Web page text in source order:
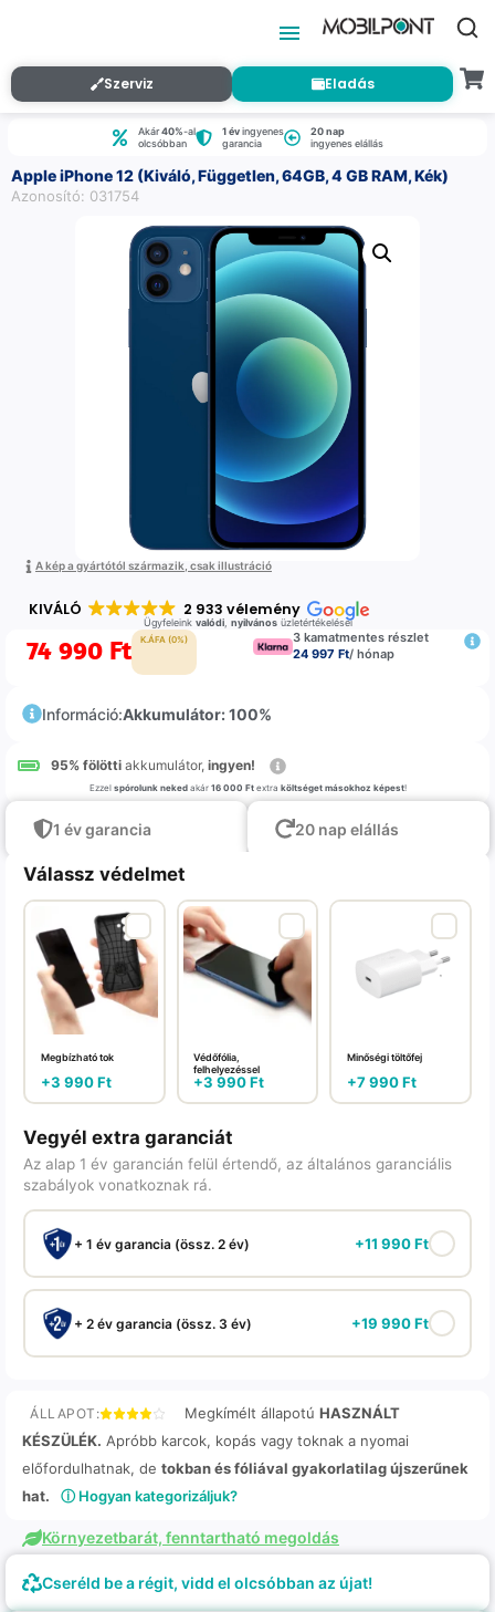
Szerviz Eladás
Akár40%-al
olcsóbban
1 évingyenes
garancia
20 nap
ingyenes elállás
Apple iPhone 12 (Kiváló, Független, 64GB, 4 GB RAM, Kék)
Azonosító: 031754
A kép a gyártótól származik, csak illustráció
KIVÁLÓ 2 933 vélemény
Ügyfeleink valódi, nyilvánosüzletértékelései
74 990 Ft K.ÁFA (0%)
3 kamatmentes részlet
24 997 Ft/ hónap
Információ:Akkumulátor: 100%
95% fölötti akkumulátor, ingyen!
Ezzel spórolunk nekedakár 16 000 Ftextra költséget másokhoz képest!
1 év garancia 20 nap elállás
Válassz védelmet
Megbízható tok
+3 990Ft
Védőfólia,
felhelyezéssel
+3 990Ft
Minőségi töltőfej
+7 990Ft
Vegyél extra garanciát
Az alap 1 év garancián felül értendő, az általános garanciális
szabályok vonatkoznak rá.
+ 1 év garancia (össz. 2 év) +11 990Ft
+ 2 év garancia (össz. 3 év) +19 990Ft
ÁLLAPOT: Megkímélt állapotú HASZNÁLT
KÉSZÜLÉK. Apróbb karcok, kopás vagy toknak a nyomai
előfordulhatnak, de tokban és fóliával gyakorlatilag újszerűnek
hat.
ⓘ Hogyan kategorizáljuk?
Környezetbarát, fenntartható megoldás
Cseréld be a régit, vidd el olcsóbban az újat!